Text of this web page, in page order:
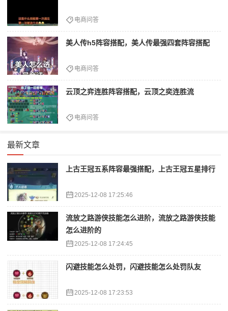
电商问答
美人传h5阵容搭配，美人传最强四套阵容搭配
电商问答
云顶之弈连胜阵容搭配，云顶之奕连胜流
电商问答
最新文章
上古王冠五系阵容最强搭配，上古王冠五星排行
2025-12-08 17:25:46
流放之路游侠技能怎么进阶，流放之路游侠技能
怎么进阶的
2025-12-08 17:24:45
闪避技能怎么处罚，闪避技能怎么处罚队友
2025-12-08 17:23:53